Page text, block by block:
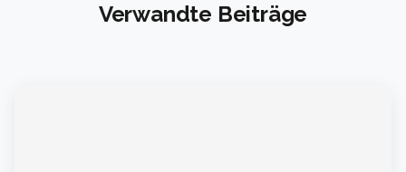
Verwandte Beiträge